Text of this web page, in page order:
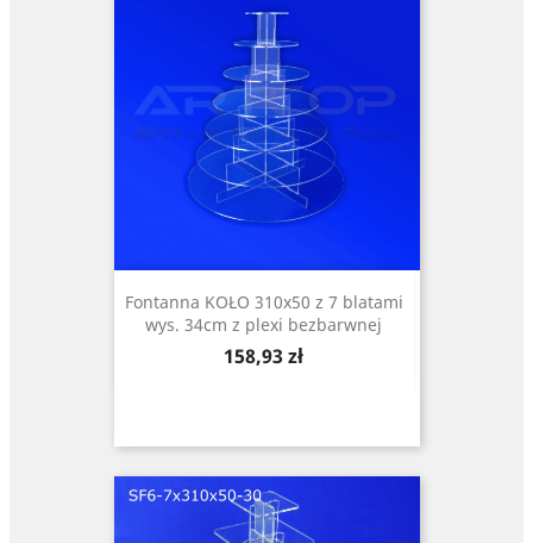
Fontanna KOŁO 310x50 z 7 blatami
wys. 34cm z plexi bezbarwnej
Cena
158,93 zł